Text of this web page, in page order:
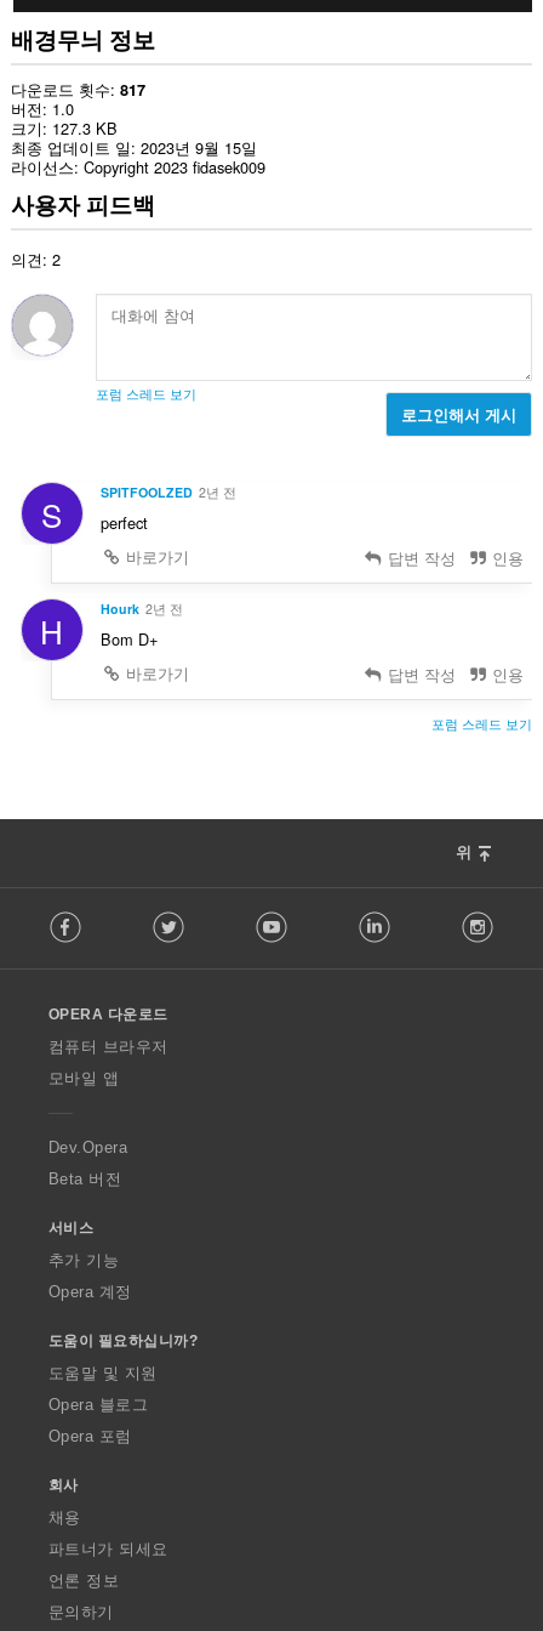
배경무늬 정보
다운로드 횟수 817
버전 1.0
크기 127.3 KB
최종 업데이트 일 2023년 9월 15일
라이선스 Copyright 2023 fidasek009
사용자 피드백
의견: 2
포럼 스레드 보기
로그인해서 게시
S SPITFOOLZED 2년 전
perfect
바로가기
답변 작성 인용
H Hourk 2년 전
Bom D+
바로가기
답변 작성 인용
포럼 스레드 보기
위
o
w
O
p
a
Facebook Twitter Youtube LinkedIn
OPERA 다운로드
컴퓨터 브라우저
모바일 앱
Dev.Opera
Beta 버전
서비스
추가 기능
Opera 계정
도움이 필요하십니까?
도움말 및 지원
Opera 블로그
Opera 포럼
회사
채용
파트너가 되세요
언론 정보
문의하기